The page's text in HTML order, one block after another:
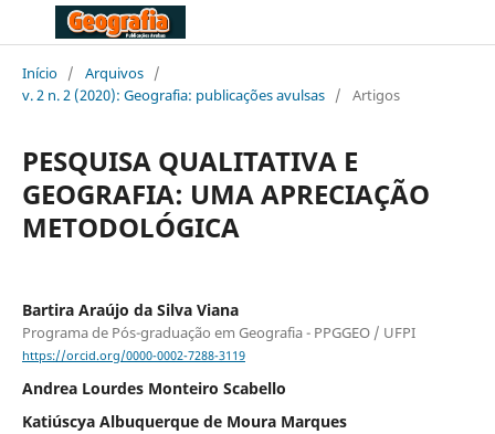
Início / Arquivos /
v. 2 n. 2 (2020): Geografia: publicações avulsas / Artigos
PESQUISA QUALITATIVA E
GEOGRAFIA: UMA APRECIAÇÃO
METODOLÓGICA
Bartira Araújo da Silva Viana
Programa de Pós-graduação em Geografia - PPGGEO / UFPI
https://orcid.org/0000-0002-7288-3119
Andrea Lourdes Monteiro Scabello
Katiúscya Albuquerque de Moura Marques